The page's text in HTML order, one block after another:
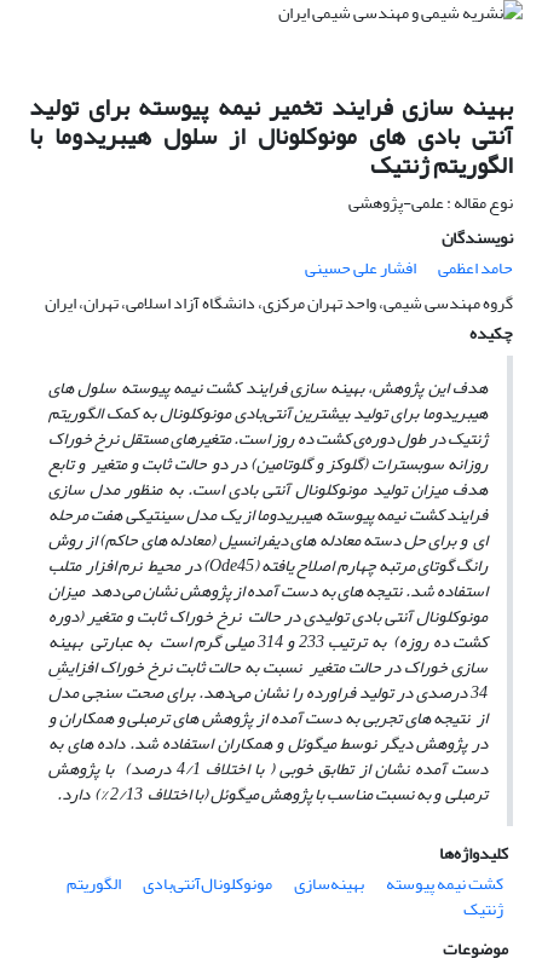
بهینه سازی فرایند تخمیر نیمه پیوسته برای تولید
آنتی بادی های مونوکلونال از سلول هیبریدوما با
الگوریتم ژنتیک
نوع مقاله : علمی-پژوهشی
نویسندگان
حامد اعظمی
افشار علی حسینی
گروه مهندسی شیمی، واحد تهران مرکزی، دانشگاه آزاد اسلامی، تهران، ایران
چکیده
هدف این پژوهش، بهینه ­سازی فرایند کشت نیمه پیوسته سلول ­های
هیبریدوما برای تولید بیش­ترین آنتی‌بادی مونوکلونال‌ به کمک الگوریتم
ژنتیک در طول دوره‌ی کشت ده روز است. متغیرهای مستقل نرخ خوراک
روزانه سوبسترات (گلوکز و گلوتامین) در دو حالت ثابت و متغیر و تابع
هدف میزان تولید مونوکلونال آنتی بادی است. به منظور مدل سازی
فرایند کشت نیمه پیوسته هیبریدوما از یک مدل سینتیکی هفت مرحله
ای و برای حل دسته معادله­ های دیفرانسیل (معادله­ های حاکم) از روش
رانگ گوتای مرتبه چهارم اصلاح یافته (Ode45) در محیط نرم افزار متلب
استفاده شد. نتیجه­ های به دست آمده از پژوهش نشان می دهد میزان
مونوکلونالآنتی بادی تولیدی در حالت نرخ خوراک ثابت و متغیر (دوره
کشت ده روزه) به ترتیب 233 و 314 میلی گرم است به عبارتی بهینه
سازی خوراک در حالت متغیر نسبت به حالت ثابت نرخ خوراک افزایشِ
34 درصدی در تولید فراورده را نشان می‌دهد. برای صحت سنجی مدل
از نتیجه­ های تجربی به دست آمده از پژوهش ­های ترمبلی و همکاران و
در پژوهش دیگر نوسط میگوئل و همکاران استفاده شد. داده­ های به
دست آمده نشان از تطابق خوبی ( با اختلاف 4/1 درصد) با پژوهش
ترمبلی و به نسبت مناسب با پژوهش میگوئل (با اختلاف 2/13 %) دارد.
کلیدواژه‌ها
کشت نیمه پیوسته
بهینه‌سازی مونوکلونال‌آنتی‌بادی الگوریتم
ژنتیک
موضوعات